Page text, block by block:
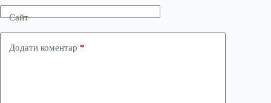
Сайт
Додати коментар *